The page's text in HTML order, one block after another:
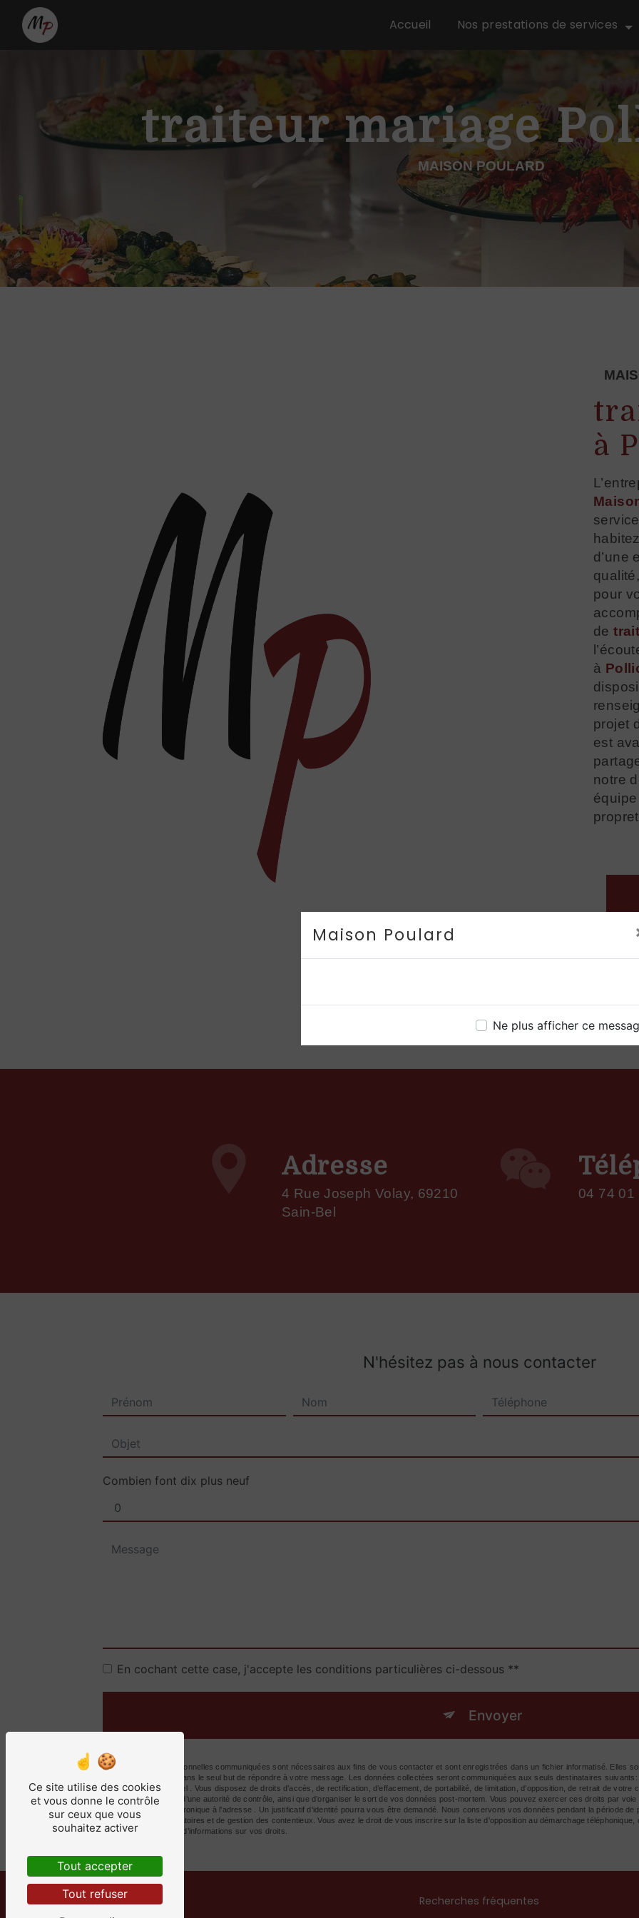
Maison Poulard
Ne plus afficher ce
Accueil Nos prestations de services
traiteur mariage
MAISON POULARD
à
d’une
pour
de
à
projet
est
notre
Adresse
4 Rue Joseph Volay, 69210
Sain-Bel
04 74 01
N'hésitez pas à nous contacter
Combien font dix plus neuf
En cochant cette case, j'accepte les conditions particulières ci-dessous **
Envoyer
** Les données personnelles communiquées sont nécessaires aux fins de vous contacter et sont enregistrées dans un fichier informatisé. Elles
ses sous-traitants dans le seul but de répondre à votre message. Les données collectées seront communiquées aux seuls destinataires
Volay, 69210 Sain-Bel . Vous disposez de droits d’accès, de rectification, d’effacement, de portabilité, de limitation, d’opposition, de retrait de votre
réclamation auprès d’une autorité de contrôle, ainsi que d’organiser le sort de vos données post-mortem. Vous pouvez exercer ces droits par
ou par courrier électronique à l'adresse . Un justificatif d'identité pourra vous être demandé. Nous conservons vos données pendant la période
légale aux fins probatoires et de gestion des contentieux. Vous avez le droit de vous inscrire sur la liste d'opposition au démarchage téléphonique,
site cnil.fr pour plus d’informations sur vos droits.
Recherches fréquentes
Panneau de gestion des cookies
Ce site utilise des cookies
et vous donne le contrôle
sur ceux que vous
souhaitez activer
Tout accepter
Tout refuser